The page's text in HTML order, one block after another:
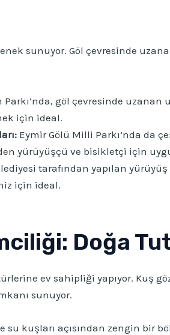
sunuyor. Göl çevresinde
göl çevresinde
için ideal.
Eymir Gölü Milli Parkı’nda da
yürüyüşçü ve bisikletçi için
tarafından yapılan
için ideal.
Doğa
ev sahipliği yapıyor. Kuş
sunuyor.
su kuşları açısından zengin bir